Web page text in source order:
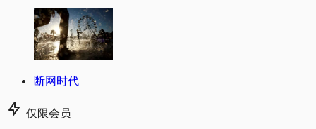
断网时代
仅限会员